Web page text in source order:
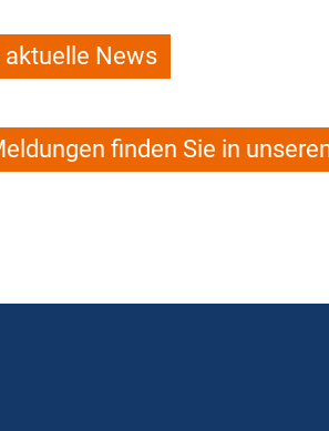
aktuelle News
finden Sie in